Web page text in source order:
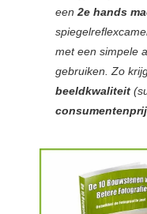
een2e hands
met een simpele
gebruiken. Zo
beeldkwaliteit